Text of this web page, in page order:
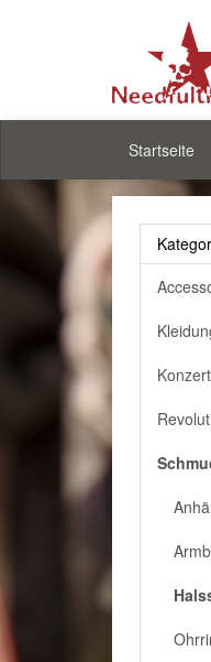
Startseite